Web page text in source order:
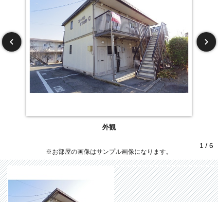
外観
1 / 6
※お部屋の画像はサンプル画像になります。